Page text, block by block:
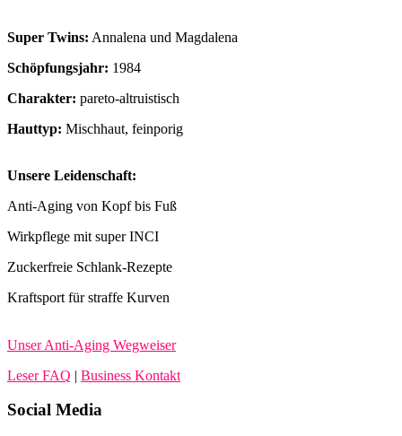
Super Twins: Annalena und Magdalena
Schöpfungsjahr: 1984
Charakter: pareto-altruistisch
Hauttyp: Mischhaut, feinporig
Unsere Leidenschaft:
Anti-Aging von Kopf bis Fuß
Wirkpflege mit super INCI
Zuckerfreie Schlank-Rezepte
Kraftsport für straffe Kurven
Unser Anti-Aging Wegweiser
Leser FAQ | Business Kontakt
Social Media